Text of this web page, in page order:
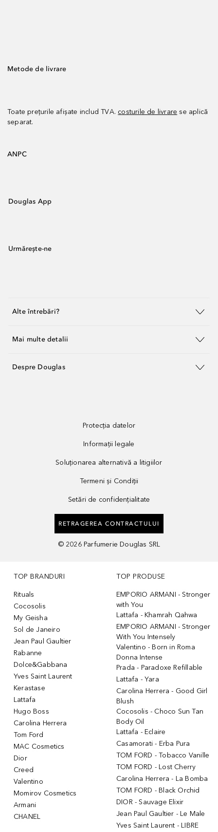
Metode de livrare
Toate prețurile afișate includ TVA. costurile de livrare se aplică
separat.
ANPC
Douglas App
Urmărește-ne
Alte întrebări?
Mai multe detalii
Despre Douglas
Protecția datelor
Informații legale
Soluționarea alternativă a litigiilor
Termeni și Condiții
Setări de confidențialitate
RETRAGEREA CONTRACTULUI
© 2026 Parfumerie Douglas SRL
TOP BRANDURI
Rituals
Cocosolis
My Geisha
Sol de Janeiro
Jean Paul Gaultier
Rabanne
Dolce&Gabbana
Yves Saint Laurent
Kerastase
Lattafa
Hugo Boss
Carolina Herrera
Tom Ford
MAC Cosmetics
Dior
Creed
Valentino
Momirov Cosmetics
Armani
CHANEL
TOP PRODUSE
EMPORIO ARMANI - Stronger
with You
Lattafa - Khamrah Qahwa
EMPORIO ARMANI - Stronger
With You Intensely
Valentino - Born in Roma
Donna Intense
Prada - Paradoxe Refillable
Lattafa - Yara
Carolina Herrera - Good Girl
Blush
Cocosolis - Choco Sun Tan
Body Oil
Lattafa - Eclaire
Casamorati - Erba Pura
TOM FORD - Tobacco Vanille
TOM FORD - Lost Cherry
Carolina Herrera - La Bomba
TOM FORD - Black Orchid
DIOR - Sauvage Elixir
Jean Paul Gaultier - Le Male
Yves Saint Laurent - LIBRE